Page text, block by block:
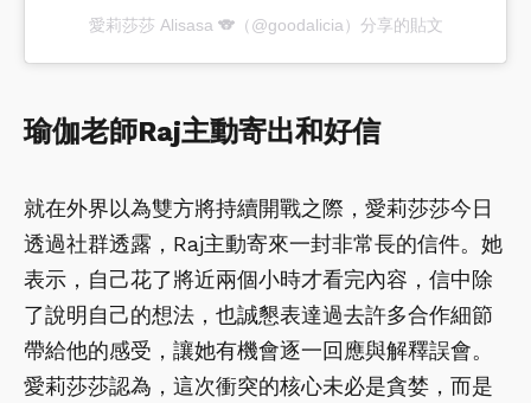
愛莉莎莎 Alisasa 🐨（@goodalicia）分享的貼文
瑜伽老師Raj主動寄出和好信
就在外界以為雙方將持續開戰之際，愛莉莎莎今日
透過社群透露，Raj主動寄來一封非常長的信件。她
表示，自己花了將近兩個小時才看完內容，信中除
了說明自己的想法，也誠懇表達過去許多合作細節
帶給他的感受，讓她有機會逐一回應與解釋誤會。
愛莉莎莎認為，這次衝突的核心未必是貪婪，而是